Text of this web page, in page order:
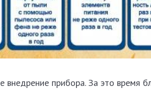
внедрение прибора. За это время